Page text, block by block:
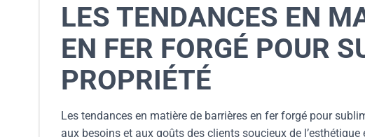
LES TENDANCES EN
EN FER FORGÉ POUR
PROPRIÉTÉ
Les tendances en matière de barrières en fer forgé pour
aux besoins et aux goûts des clients soucieux de